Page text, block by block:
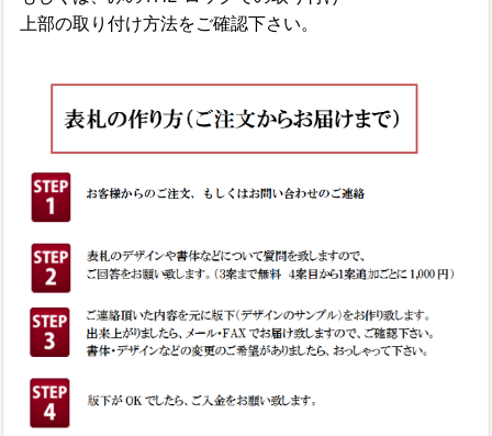
上部の取り付け方法をご確認下さい。